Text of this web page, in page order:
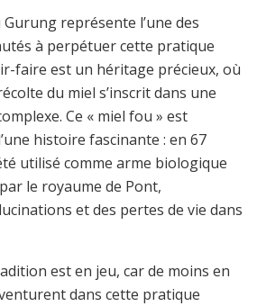
représente l’une des
à perpétuer cette pratique
faire est un héritage précieux, où
du miel s’inscrit dans une
Ce « miel fou » est
histoire fascinante : en 67
utilisé comme arme biologique
le royaume de Pont,
et des pertes de vie dans
est en jeu, car de moins en
dans cette pratique